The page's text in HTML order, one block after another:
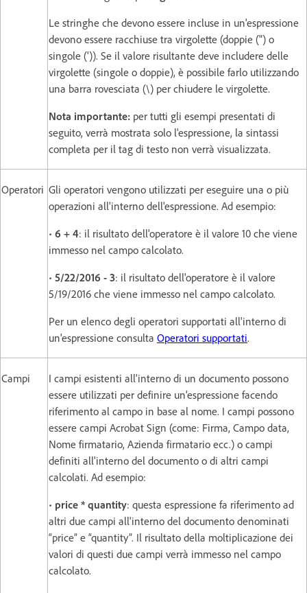
Le stringhe che devono essere incluse in un'espressione
devono essere racchiuse tra virgolette (doppie (") o
singole (')). Se il valore risultante deve includere delle
virgolette (singole o doppie), è possibile farlo utilizzando
una barra rovesciata (\) per chiudere le virgolette.
Nota importante: per tutti gli esempi presentati di
seguito, verrà mostrata solo l'espressione, la sintassi
completa per il tag di testo non verrà visualizzata.
Operatori Gli operatori vengono utilizzati per eseguire una o più
operazioni all'interno dell'espressione. Ad esempio:
• 6 + 4: il risultato dell'operatore è il valore 10 che viene
immesso nel campo calcolato.
• 5/22/2016 - 3: il risultato dell'operatore è il valore
5/19/2016 che viene immesso nel campo calcolato.
Per un elenco degli operatori supportati all'interno di
un'espressione consulta Operatori supportati.
Campi
I campi esistenti all'interno di un documento possono
essere utilizzati per definire un'espressione facendo
riferimento al campo in base al nome. I campi possono
essere campi Acrobat Sign (come: Firma, Campo data,
Nome firmatario, Azienda firmatario ecc.) o campi
definiti all'interno del documento o di altri campi
calcolati. Ad esempio:
• price * quantity: questa espressione fa riferimento ad
altri due campi all'interno del documento denominati
“price” e “quantity”. Il risultato della moltiplicazione dei
valori di questi due campi verrà immesso nel campo
calcolato.